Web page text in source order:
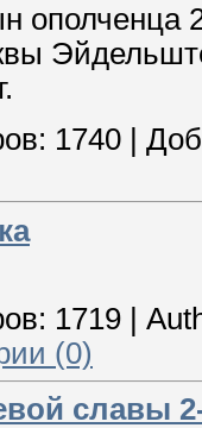
1740
1719 |
(0)
славы